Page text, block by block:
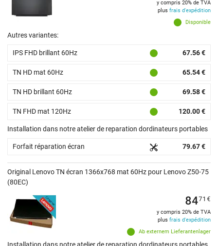
Disponible
y compris 20% de TVA
plus frais d'expédition
Autres variantes:
IPS FHD brillant 60Hz 67.56 €
TN HD mat 60Hz 65.54 €
TN HD brillant 60Hz 69.58 €
TN FHD mat 120Hz 120.00 €
Installation dans notre atelier de reparation dordinateurs portables
Forfait réparation écran 79.67 €
Original Lenovo TN écran 1366x768 mat 60Hz pour Lenovo Z50-75
(80EC)
Ab externem Lieferantenlager
8471 €
y compris 20% de TVA
plus frais d'expédition